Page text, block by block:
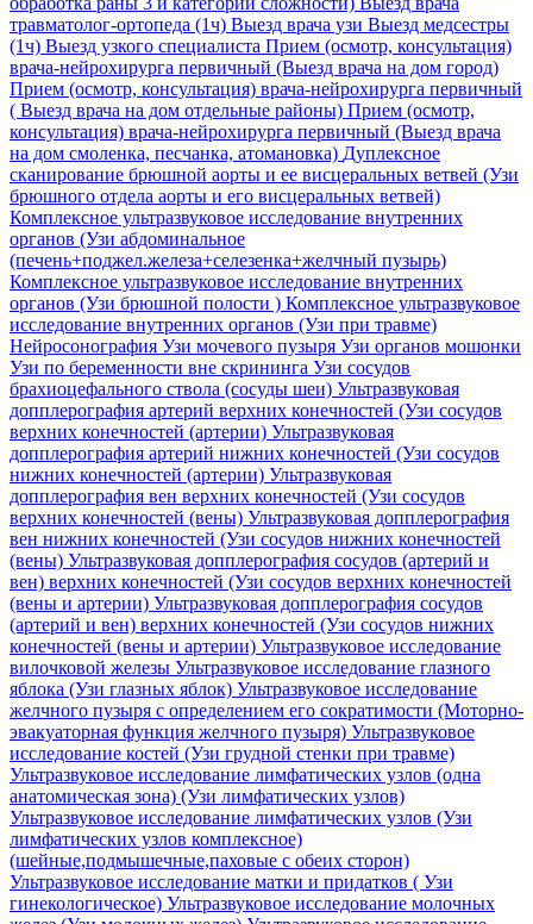
травматолог-ортопеда (1ч) Выезд врача узи Выезд медсестры
(1ч) Выезд узкого специалиста Прием (осмотр, консультация)
врача-нейрохирурга первичный (Выезд врача на дом город)
Прием (осмотр, консультация) врача-нейрохирурга первичный
( Выезд врача на дом отдельные районы) Прием (осмотр,
консультация) врача-нейрохирурга первичный (Выезд врача
на дом смоленка, песчанка, атомановка) Дуплексное
сканирование брюшной аорты и ее висцеральных ветвей (Узи
брюшного отдела аорты и его висцеральных ветвей)
Комплексное ультразвуковое исследование внутренних
органов (Узи абдоминальное
(печень+поджел.железа+селезенка+желчный пузырь)
Комплексное ультразвуковое исследование внутренних
органов (Узи брюшной полости ) Комплексное ультразвуковое
исследование внутренних органов (Узи при травме)
Нейросонография Узи мочевого пузыря Узи органов мошонки
Узи по беременности вне скрининга Узи сосудов
брахиоцефального ствола (сосуды шеи) Ультразвуковая
допплерография артерий верхних конечностей (Узи сосудов
верхних конечностей (артерии) Ультразвуковая
допплерография артерий нижних конечностей (Узи сосудов
нижних конечностей (артерии) Ультразвуковая
допплерография вен верхних конечностей (Узи сосудов
верхних конечностей (вены) Ультразвуковая допплерография
вен нижних конечностей (Узи сосудов нижних конечностей
(вены) Ультразвуковая допплерография сосудов (артерий и
вен) верхних конечностей (Узи сосудов верхних конечностей
(вены и артерии) Ультразвуковая допплерография сосудов
(артерий и вен) верхних конечностей (Узи сосудов нижних
конечностей (вены и артерии) Ультразвуковое исследование
вилочковой железы Ультразвуковое исследование глазного
яблока (Узи глазных яблок) Ультразвуковое исследование
желчного пузыря с определением его сократимости (Моторно-
эвакуаторная функция желчного пузыря) Ультразвуковое
исследование костей (Узи грудной стенки при травме)
Ультразвуковое исследование лимфатических узлов (одна
анатомическая зона) (Узи лимфатических узлов)
Ультразвуковое исследование лимфатических узлов (Узи
лимфатических узлов комплексное)
(шейные,подмышечные,паховые с обеих сторон)
Ультразвуковое исследование матки и придатков ( Узи
гинекологическое) Ультразвуковое исследование молочных